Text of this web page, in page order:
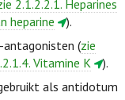
2.1.2.2.1. Heparines
heparine
).
(zie
Vitamine K
).
als antidotum